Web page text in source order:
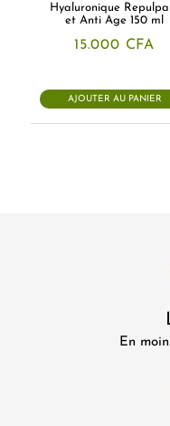
Hyaluronique
et Anti Age 150 ml
15.000 CFA
AJOUTER AU PANIER
En